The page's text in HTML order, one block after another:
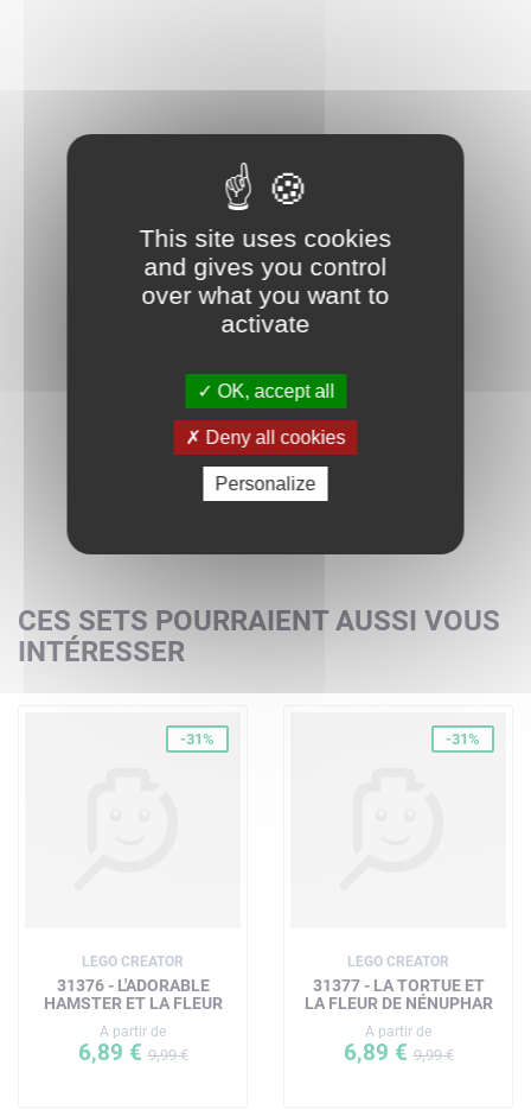
CES SETS POURRAIENT AUSSI VOUS
INTÉRESSER
-31%
LEGO CREATOR
31376 - L'ADORABLE
HAMSTER ET LA FLEUR
A partir de
6,89 €9,99 €
-31%
LEGO CREATOR
31377 - LA TORTUE ET
LA FLEUR DE NÉNUPHAR
A partir de
6,89 €9,99 €
This site uses cookies
and gives you control
over what you want to
activate
OK, accept all
Deny all cookies
Personalize